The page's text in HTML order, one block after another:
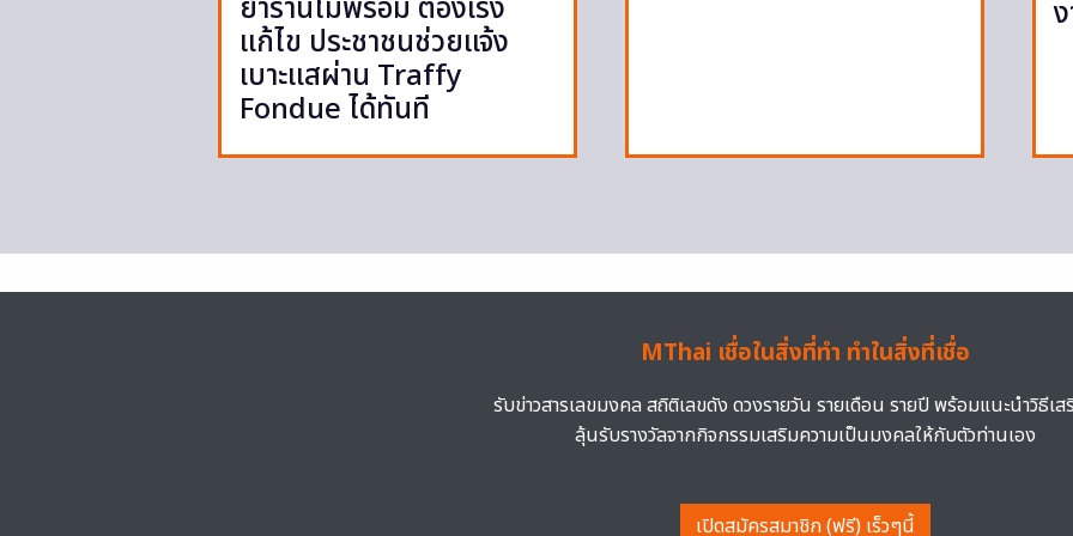
ย้ำร้านไม่พร้อม ต้องเร่ง
แก้ไข ประชาชนช่วยแจ้ง
เบาะแสผ่าน Traffy
Fondue ได้ทันที
MThai เชื่อในสิ่งที่ทำ ทำในสิ่งที่เชื่อ
รับข่าวสารเลขมงคล สถิติเลขดัง ดวงรายวัน รายเดือน รายปี พร้อมแนะนำวิธีเส
ลุ้นรับรางวัลจากกิจกรรมเสริมความเป็นมงคลให้กับตัวท่านเอง
เปิดสมัครสมาชิก (ฟรี) เร็วๆนี้